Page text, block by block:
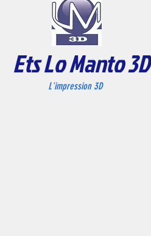
Ets Lo Manto 3D
L'impression 3D